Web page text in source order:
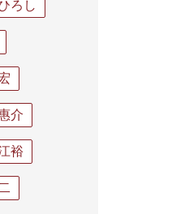
ろし
介
裕